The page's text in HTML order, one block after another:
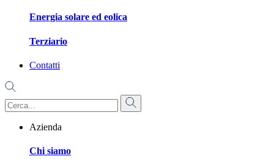
Energia solare ed eolica
Terziario
Contatti
Azienda
Chi siamo